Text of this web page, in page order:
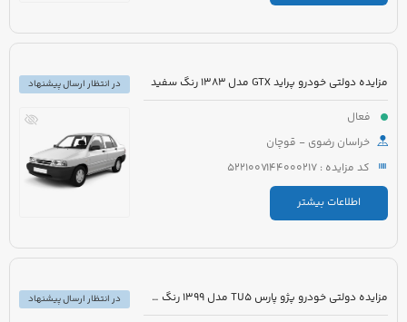
مزایده دولتی خودرو پراید GTX مدل 1383 رنگ سفید
فعال
خراسان رضوی - قوچان
کد مزایده : 5221007144000217
اطلاعات بیشتر
در انتظار ارسال پیشنهاد
مزایده دولتی خودرو پژو پارس TU5 مدل 1399 رنگ سفید
در انتظار ارسال پیشنهاد